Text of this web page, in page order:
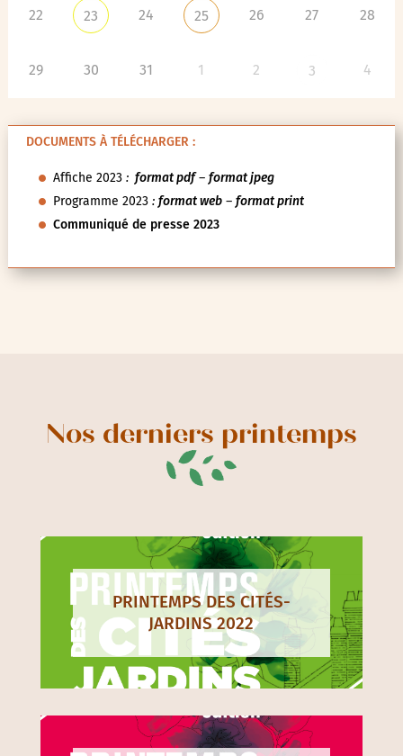
22 23 24 25 26 27 28
29 30 31 1 2 3 4
DOCUMENTS À TÉLÉCHARGER :
Affiche 2023: format pdf– format jpeg
Programme 2023 : format web– format print
Communiqué de presse 2023
Nos derniers printemps
PRINTEMPS DES CITÉS-
JARDINS 2022